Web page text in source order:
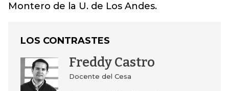
Montero de la U. de Los Andes.
LOS CONTRASTES
Freddy Castro
Docente del Cesa